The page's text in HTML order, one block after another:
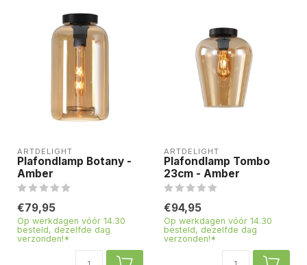
ARTDELIGHT
Plafondlamp Botany -
Amber
€79,95
Op werkdagen vóór 14.30
besteld, dezelfde dag
verzonden!*
ARTDELIGHT
Plafondlamp Tombo
23cm - Amber
€94,95
Op werkdagen vóór 14.30
besteld, dezelfde dag
verzonden!*